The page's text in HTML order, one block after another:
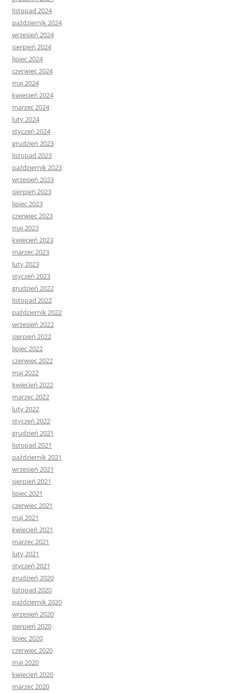
listopad 2024
październik 2024
wrzesień 2024
sierpień 2024
lipiec 2024
czerwiec 2024
maj 2024
kwiecień 2024
marzec 2024
luty 2024
styczeń 2024
grudzień 2023
listopad 2023
październik 2023
wrzesień 2023
sierpień 2023
lipiec 2023
czerwiec 2023
maj 2023
kwiecień 2023
marzec 2023
luty 2023
styczeń 2023
grudzień 2022
listopad 2022
październik 2022
wrzesień 2022
sierpień 2022
lipiec 2022
czerwiec 2022
maj 2022
kwiecień 2022
marzec 2022
luty 2022
styczeń 2022
grudzień 2021
listopad 2021
październik 2021
wrzesień 2021
sierpień 2021
lipiec 2021
czerwiec 2021
maj 2021
kwiecień 2021
marzec 2021
luty 2021
styczeń 2021
grudzień 2020
listopad 2020
październik 2020
wrzesień 2020
sierpień 2020
lipiec 2020
czerwiec 2020
maj 2020
kwiecień 2020
marzec 2020